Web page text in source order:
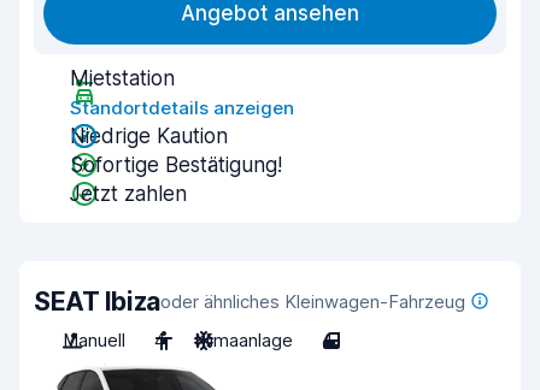
Angebot ansehen
Mietstation
Standortdetails anzeigen
Niedrige Kaution
Sofortige Bestätigung!
Jetzt zahlen
SEAT Ibizaoder ähnliches Kleinwagen-Fahrzeug
Manuell
4 Klimaanlage 4